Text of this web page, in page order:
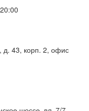
д. 43, корп. 2, офис